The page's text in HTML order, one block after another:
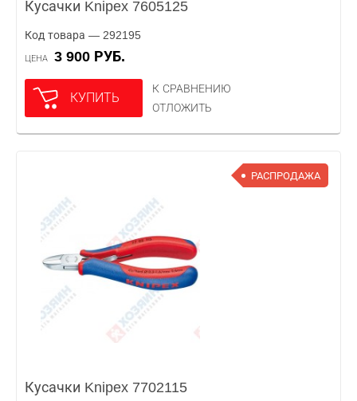
Кусачки Knipex 7605125
Код товара — 292195
ЦЕНА 3 900 РУБ.
КУПИТЬ
К СРАВНЕНИЮ
ОТЛОЖИТЬ
РАСПРОДАЖА
Кусачки Knipex 7702115